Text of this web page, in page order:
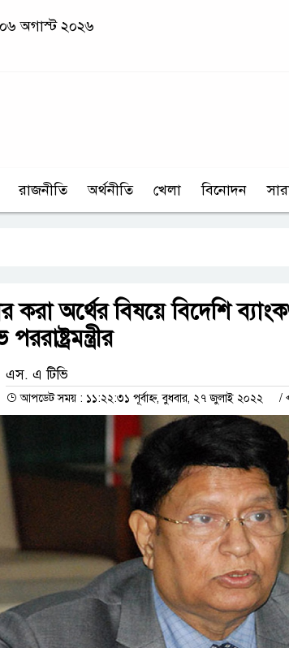
অগাস্ট ২০২৬
রাজনীতি অর্থনীতি খেলা বিনোদন
করা অর্থের বিষয়ে বিদেশি
এস. এ টিভি
আপডেট সময় : ১১:২২:৩১ পূর্বাহ্ন, বুধবার, ২৭ জুলাই ২০২২ /